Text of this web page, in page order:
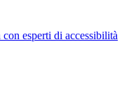
esperti di accessibilità